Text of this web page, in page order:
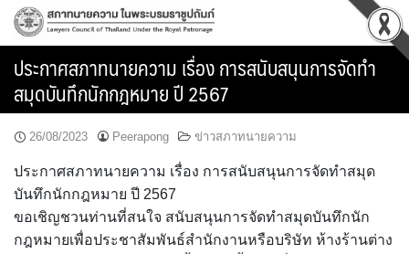
Skip
ประกาศสภาทนายความ เรื่อง การสนับสนุนการจัดทำ
สมุดบันทึกนักกฎหมาย ปี 2567
26/08/2023 Peerapong ข่าวสภาทนายความ
ประกาศสภาทนายความ เรื่อง การสนับสนุนการจัดทำสมุด
บันทึกนักกฎหมาย ปี 2567
ขอเชิญชวนท่านที่สนใจ สนับสนุนการจัดทำสมุดบันทึกนัก
กฎหมายเพื่อประชาสัมพันธ์สำนักงานหรือบริษัท ห้างร้านต่าง